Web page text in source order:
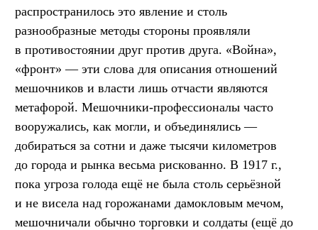
распространилось это явление и столь
разнообразные методы стороны проявляли
в противостоянии друг против друга. «Война»,
«фронт» — эти слова для описания отношений
мешочников и власти лишь отчасти являются
метафорой. Мешочники-профессионалы часто
вооружались, как могли, и объединялись —
добираться за сотни и даже тысячи километров
до города и рынка весьма рискованно. В 1917 г.,
пока угроза голода ещё не была столь серьёзной
и не висела над горожанами дамокловым мечом,
мешочничали обычно торговки и солдаты (ещё до